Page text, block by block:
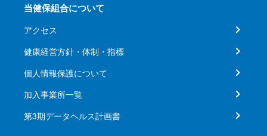
当健保組合について
アクセス
健康経営方針・体制・指標
個人情報保護について
加入事業所一覧
第3期データヘルス計画書